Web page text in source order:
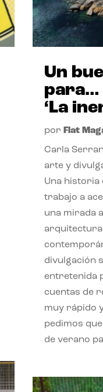
Un
para…
‘La
por Flat
Carla
arte y
Una historia
trabajo a
una mirada
divulgación
entretenida
cuentas de
muy rápido
pedimos
de verano